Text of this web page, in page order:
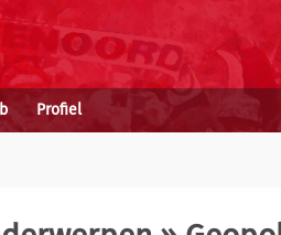
Profiel